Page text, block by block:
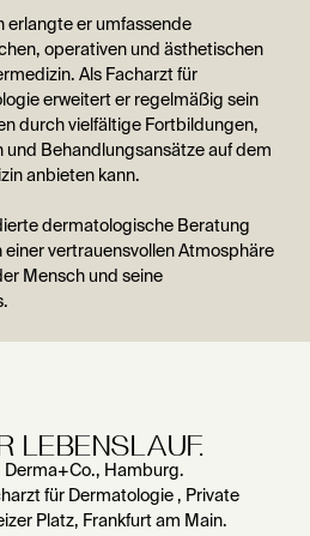
erlangte er umfassende
operativen und ästhetischen
Als Facharzt für
erweitert er regelmäßig sein
durch vielfältige Fortbildungen,
und Behandlungsansätze auf dem
anbieten kann.
dermatologische Beratung
einer vertrauensvollen Atmosphäre
Mensch und seine
LEBENSLAUF.
Hamburg.
für Dermatologie , Private
Platz, Frankfurt am Main.